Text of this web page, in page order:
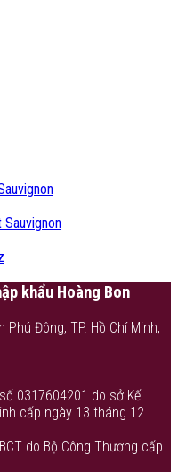
khẩu Hoàng Bon
Đông, TP. Hồ Chí Minh,
0317604201 do sở Kế
cấp ngày 13 tháng 12
do Bộ Công Thương cấp